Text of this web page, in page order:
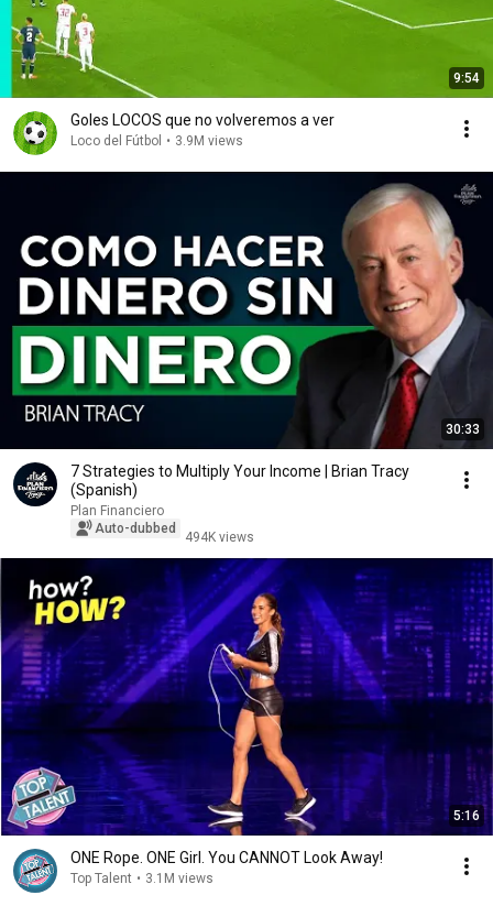
9:54
Goles LOCOS que no volveremos a ver
Loco del Fútbol • 3.9M views
30:33
7 Strategies to Multiply Your Income | Brian Tracy
(Spanish)
Plan Financiero
Auto-dubbed
494K views
5:16
ONE Rope. ONE Girl. You CANNOT Look Away!
Top Talent • 3.1M views